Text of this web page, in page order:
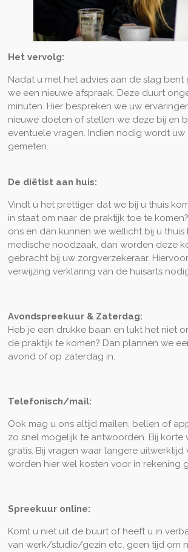
Het vervolg:
Nadat u met het advies aan de slag bent
we een nieuwe afspraak. Deze duurt
minuten. Hier bespreken we uw
nieuwe doelen of stellen we deze bij en
eventuele vragen. Indien nodig wordt
gemeten.
De diëtist aan huis:
Vindt u het prettiger dat we bij u thuis
in staat om naar de praktijk toe te
ons en dan kunnen we wellicht bij u thuis
medische noodzaak, dan worden deze
gebracht bij uw zorgverzekeraar.
verwijzing verklaring van de huisarts
Avondspreekuur & Zaterdag:
Heb je een drukke baan en lukt het niet
de praktijk te komen? Dan plannen we
avond of op zaterdag in.
Telefonisch/mail:
Ook mag u ons altijd mailen, bellen of
zo snel mogelijk te antwoorden. Bij korte
gratis. Bij vragen waar langere uitwerktijd
worden hier wel kosten voor in rekening
Spreekuur online:
Komt u niet uit de buurt of heeft u in
van werk/studie/gezin etc. geen tijd om